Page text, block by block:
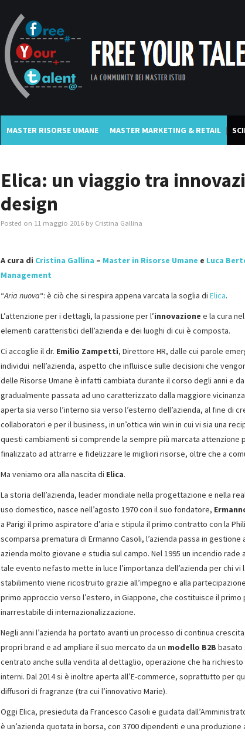
MASTER RISORSE UMANE MASTER MARKETING & RETAIL
Elica: un viaggio tra
design
Posted on 11 maggio 2016 by Cristina Gallina
A cura di Cristina Gallina – Master in Risorse Umane e Luca
Management
“Aria nuova“: è ciò che si respira appena varcata la soglia di Elica.
L’attenzione per i dettagli, la passione per l’innovazione e la cura
elementi caratteristici dell’azienda e dei luoghi di cui è composta.
Ci accoglie il dr. Emilio Zampetti, Direttore HR, dalle cui parole
individui nell’azienda, aspetto che influisce sulle decisioni che
delle Risorse Umane è infatti cambiata durante il corso degli anni e
gradualmente passata ad uno caratterizzato dalla maggiore
aperta sia verso l’interno sia verso l’esterno dell’azienda, al fine di
collaboratori e per il business, in un’ottica win win in cui vi sia una
questi cambiamenti si comprende la sempre più marcata attenzione
finalizzato ad attrarre e fidelizzare le migliori risorse, oltre che a
Ma veniamo ora alla nascita di Elica.
La storia dell’azienda, leader mondiale nella progettazione e nella
uso domestico, nasce nell’agosto 1970 con il suo fondatore,
a Parigi il primo aspiratore d’aria e stipula il primo contratto con la
scomparsa prematura di Ermanno Casoli, l’azienda passa in
azienda molto giovane e studia sul campo. Nel 1995 un incendio
tale evento nefasto mette in luce l’importanza dell’azienda per chi
stabilimento viene ricostruito grazie all’impegno e alla
primo approccio verso l’estero, in Giappone, che costituisce il
inarrestabile di internazionalizzazione.
Negli anni l’azienda ha portato avanti un processo di continua
propri brand e ad ampliare il suo mercato da un modello B2B basato
centrato anche sulla vendita al dettaglio, operazione che ha
interni. Dal 2014 si è inoltre aperta all’E-commerce, soprattutto per
diffusori di fragranze (tra cui l’innovativo Marie).
Oggi Elica, presieduta da Francesco Casoli e guidata
è un’azienda quotata in borsa, con 3700 dipendenti e una